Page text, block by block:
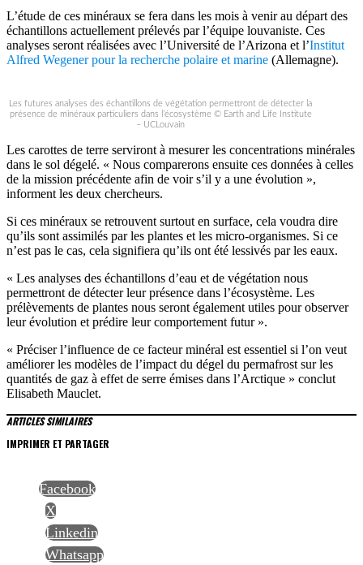
L’étude de ces minéraux se fera dans les mois à venir au départ des
échantillons actuellement prélevés par l’équipe louvaniste. Ces
analyses seront réalisées avec l’Université de l’Arizona et l’Institut
Alfred Wegener pour la recherche polaire et marine (Allemagne).
Les futures analyses des échantillons de végétation permettront de détecter la
présence de minéraux particuliers dans l’écosystème © Earth and Life Institute
– UCLouvain
Les carottes de terre serviront à mesurer les concentrations minérales
dans le sol dégelé. « Nous comparerons ensuite ces données à celles
de la mission précédente afin de voir s’il y a une évolution »,
informent les deux chercheurs.
Si ces minéraux se retrouvent surtout en surface, cela voudra dire
qu’ils sont assimilés par les plantes et les micro-organismes. Si ce
n’est pas le cas, cela signifiera qu’ils ont été lessivés par les eaux.
« Les analyses des échantillons d’eau et de végétation nous
permettront de détecter leur présence dans l’écosystème. Les
prélèvements de plantes nous seront également utiles pour observer
leur évolution et prédire leur comportement futur ».
« Préciser l’influence de ce facteur minéral est essentiel si l’on veut
améliorer les modèles de l’impact du dégel du permafrost sur les
quantités de gaz à effet de serre émises dans l’Arctique » conclut
Elisabeth Mauclet.
ARTICLES SIMILAIRES
IMPRIMER ET PARTAGER
Facebook
X
Linkedin
Whatsapp